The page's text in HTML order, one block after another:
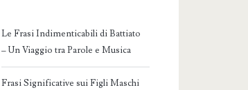
Le Frasi Indimenticabili di Battiato
– Un Viaggio tra Parole e Musica
Frasi Significative sui Figli Maschi